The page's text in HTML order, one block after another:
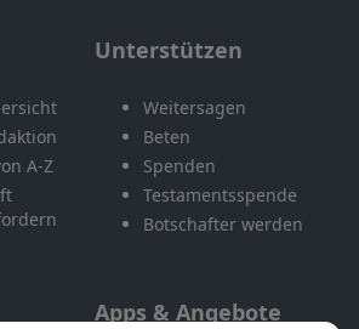
A-Z
Unterstützen
Weitersagen
Beten
Spenden
Testamentsspende
Botschafter werden
Apps & Angebote